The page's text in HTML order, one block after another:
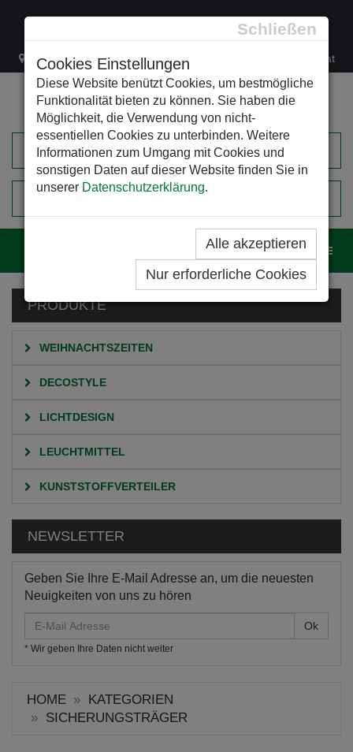
Schließen
Cookies Einstellungen
Diese Website benützt Cookies, um bestmögliche
Funktionalität bieten zu können. Sie haben die
Möglichkeit, die Verwendung von nicht-
essentiellen Cookies zu unterbinden. Weitere
Informationen zum Umgang mit Cookies und
sonstigen Daten auf dieser Website finden Sie in
unserer Datenschutzerklärung.
Alle akzeptieren
Nur erforderliche Cookies
Lacknergasse 78 +43/1/470 37 00 office@leso.at
EINKAUFSWAGEN
PRODUKTE
WEIHNACHTSZEITEN
DECOSTYLE
LICHTDESIGN
LEUCHTMITTEL
KUNSTSTOFFVERTEILER
NEWSLETTER
Geben Sie Ihre E-Mail Adresse an, um die neuesten
Neuigkeiten von uns zu hören
Mail
Adresse
* Wir geben Ihre Daten nicht weiter
HOME
KATEGORIEN
SICHERUNGSTRÄGER